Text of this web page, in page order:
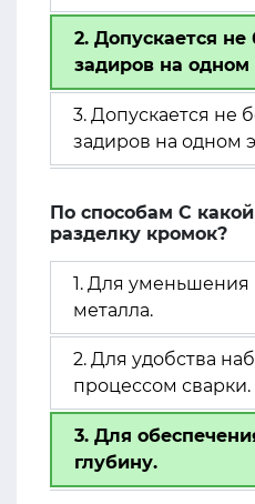
2. Допускается не
задиров на одном
3. Допускается не
задиров на одном
По способам С
разделку кромок?
1. Для уменьшения
металла.
2. Для удобства
процессом сварки.
3. Для
глубину.